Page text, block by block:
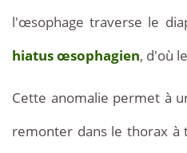
l'œsophage traverse le
hiatus œsophagien, d'où
Cette anomalie permet à
remonter dans le thorax à